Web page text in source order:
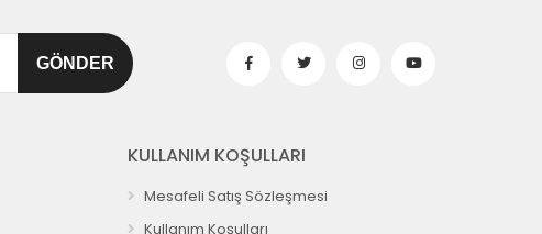
KULLANIM KOŞULLARI
Mesafeli Satış Sözleşmesi
Kullanım Koşulları